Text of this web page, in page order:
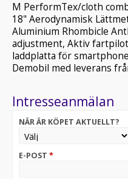
M PerformTex/cloth
18" Aerodynamisk
Aluminium Rhombicle
adjustment, Aktiv
laddplatta för
Demobil med leverans
Intresseanmälan
NÄR ÄR KÖPET AKTUELLT?
E-POST *